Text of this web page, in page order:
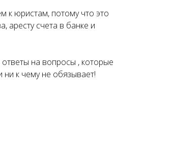
к юристам, потому что это
аресту счета в банке и
на вопросы , которые
ни к чему не обязывает!